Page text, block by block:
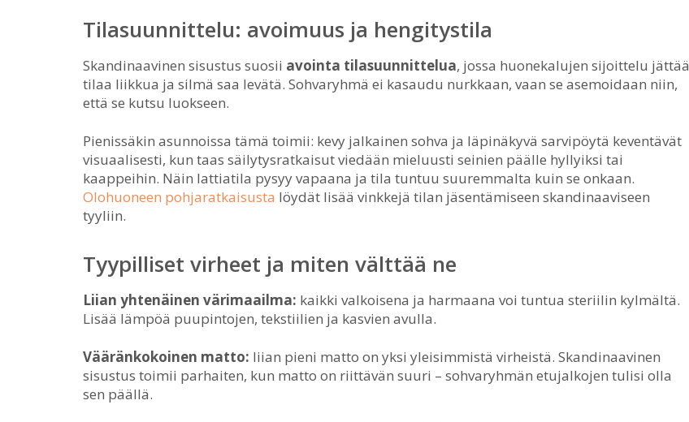
Tilasuunnittelu: avoimuus ja hengitystila
Skandinaavinen sisustus suosii avointa tilasuunnittelua, jossa huonekalujen sijoittelu jättää
tilaa liikkua ja silmä saa levätä. Sohvaryhmä ei kasaudu nurkkaan, vaan se asemoidaan niin,
että se kutsu luokseen.
Pienissäkin asunnoissa tämä toimii: kevy jalkainen sohva ja läpinäkyvä sarvipöytä keventävät
visuaalisesti, kun taas säilytysratkaisut viedään mieluusti seinien päälle hyllyiksi tai
kaappeihin. Näin lattiatila pysyy vapaana ja tila tuntuu suuremmalta kuin se onkaan.
Olohuoneen pohjaratkaisusta löydät lisää vinkkejä tilan jäsentämiseen skandinaaviseen
tyyliin.
Tyypilliset virheet ja miten välttää ne
Liian yhtenäinen värimaailma: kaikki valkoisena ja harmaana voi tuntua steriilin kylmältä.
Lisää lämpöä puupintojen, tekstiilien ja kasvien avulla.
Vääränkokoinen matto: liian pieni matto on yksi yleisimmistä virheistä. Skandinaavinen
sisustus toimii parhaiten, kun matto on riittävän suuri – sohvaryhmän etujalkojen tulisi olla
sen päällä.